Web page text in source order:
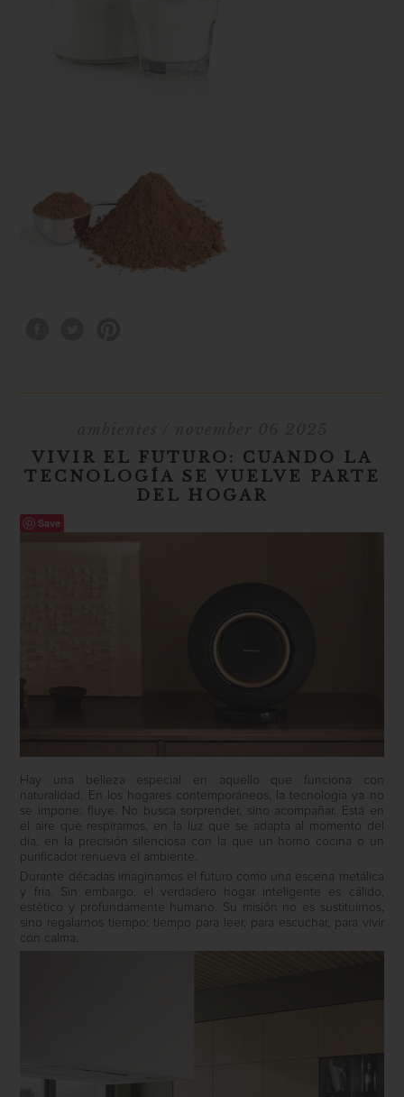
VIVIR EL FUTURO: CUANDO LA
TECNOLOGÍA SE VUELVE PARTE
DEL HOGAR
Save
Hay una belleza especial en aquello que funciona con
naturalidad. En los hogares contemporáneos, la tecnología ya no
se impone: fluye. No busca sorprender, sino acompañar. Está en
el aire que respiramos, en la luz que se adapta al momento del
día, en la precisión silenciosa con la que un horno cocina o un
purificador renueva el ambiente.
Durante décadas imaginamos el futuro como una escena metálica
y fría. Sin embargo, el verdadero hogar inteligente es cálido,
estético y profundamente humano. Su misión no es sustituirnos,
sino regalarnos tiempo: tiempo para leer, para escuchar, para vivir
con calma.